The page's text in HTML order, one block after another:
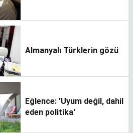
Almanyalı Türklerin gözü
Eğlence: 'Uyum değil, dahil
eden politika'